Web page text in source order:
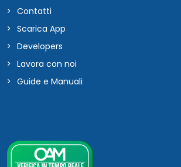
Contatti
Scarica App
Developers
Lavora con noi
Guide e Manuali